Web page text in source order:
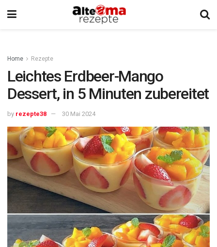
Home Rezepte
Leichtes Erdbeer-Mango
Dessert, in 5 Minuten zubereitet
by rezepte38 30 Mai 2024